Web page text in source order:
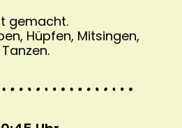
gemacht.
Hüpfen, Mitsingen,
Tanzen.